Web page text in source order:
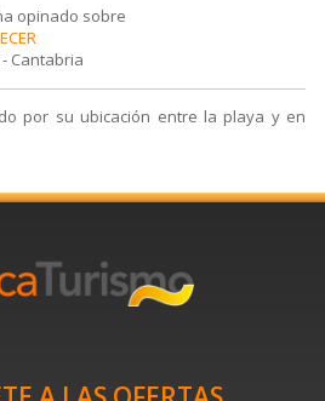
opinado sobre
- Cantabria
por su ubicación entre la playa y en